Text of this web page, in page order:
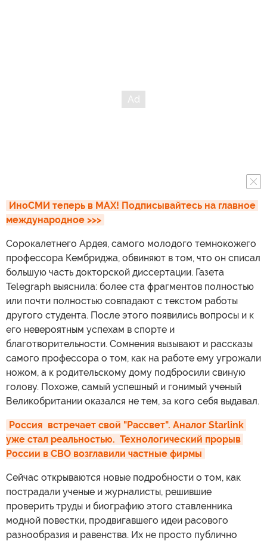
ИноСМИ теперь в MAX! Подписывайтесь на главное
международное >>>
Сорокалетнего Ардея, самого молодого темнокожего
профессора Кембриджа, обвиняют в том, что он списал
большую часть докторской диссертации. Газета
Telegraph выяснила: более ста фрагментов полностью
или почти полностью совпадают с текстом работы
другого студента. После этого появились вопросы и к
его невероятным успехам в спорте и
благотворительности. Сомнения вызывают и рассказы
самого профессора о том, как на работе ему угрожали
ножом, а к родительскому дому подбросили свиную
голову. Похоже, самый успешный и гонимый ученый
Великобритании оказался не тем, за кого себя выдавал.
Россия  встречает свой "Рассвет". Аналог Starlink
уже стал реальностью.  Технологический прорыв
России в СВО возглавили частные фирмы
Сейчас открываются новые подробности о том, как
пострадали ученые и журналисты, решившие
проверить труды и биографию этого ставленника
модной повестки, продвигавшего идеи расового
разнообразия и равенства. Их не просто публично